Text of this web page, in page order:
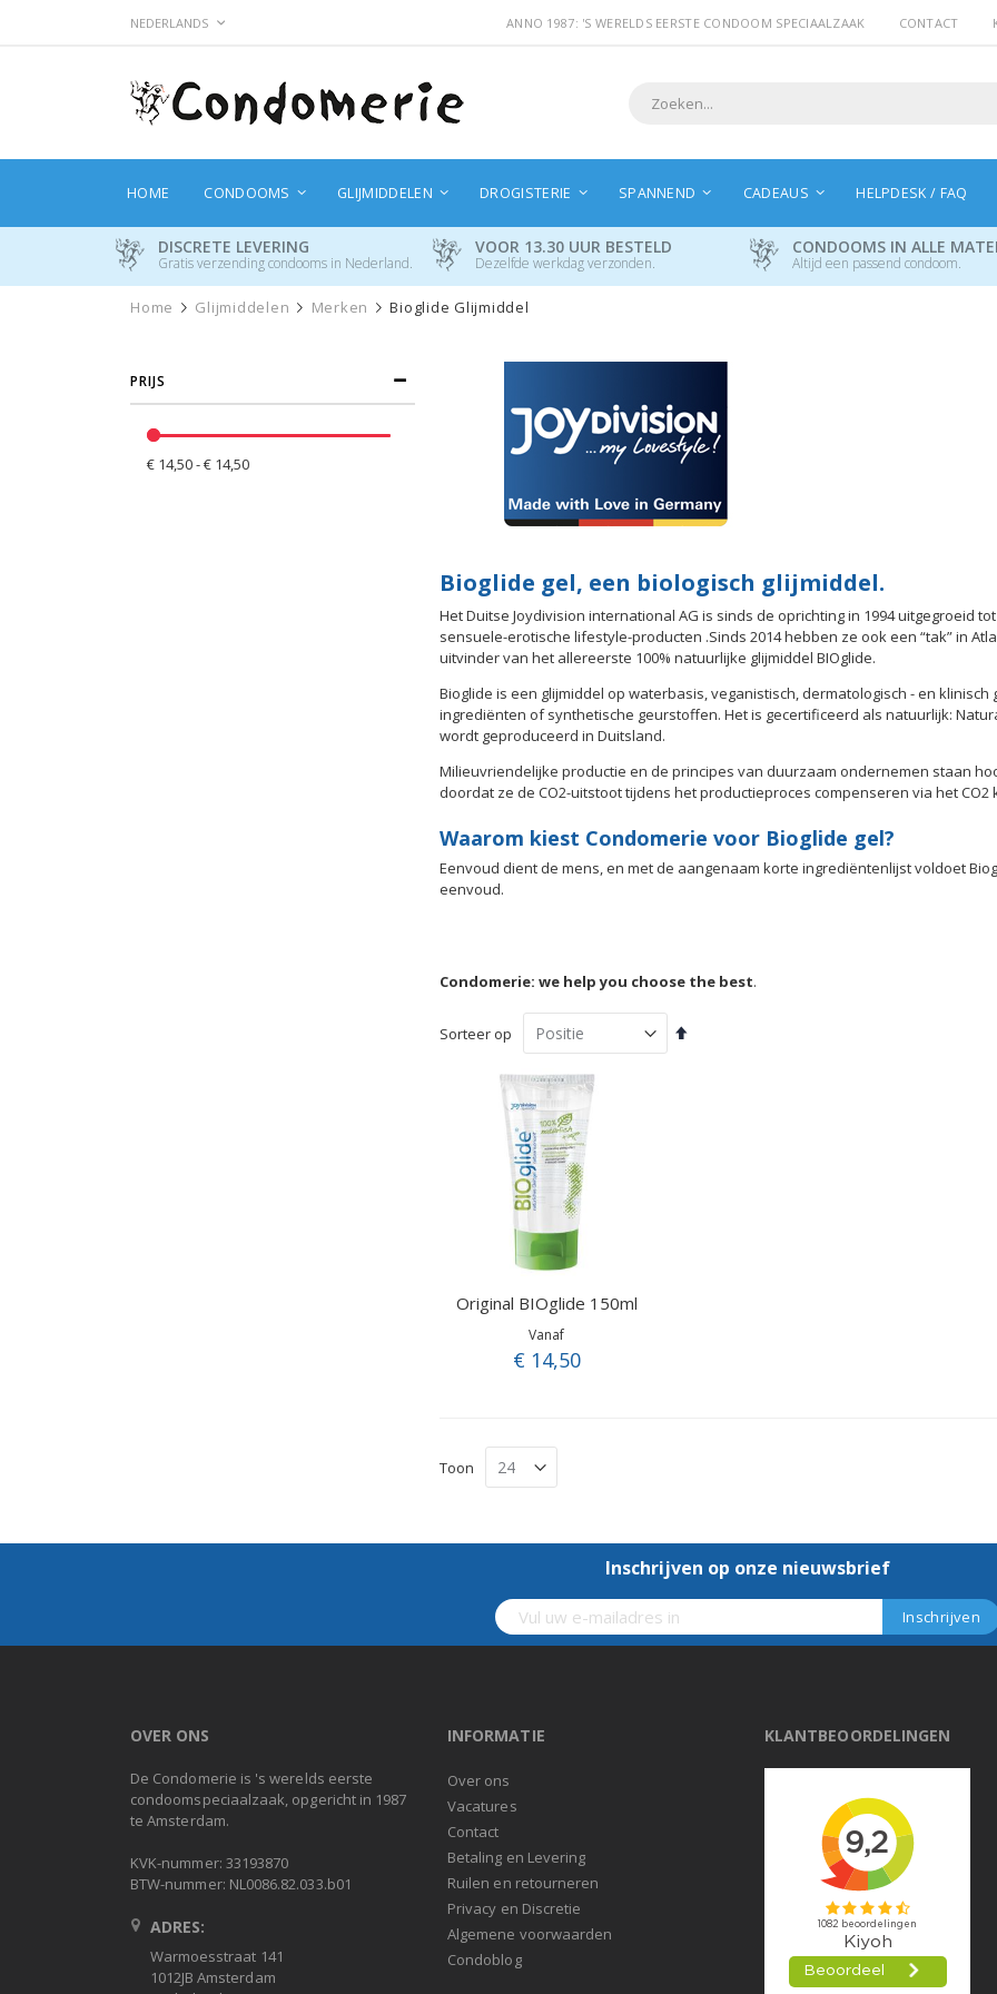
Ga
inhoud
TAAL
NEDERLANDS ANNO 1987: 'S WERELDS EERSTE CONDOOM SPECIAALZAAK CONTACT
HOME CONDOOMS GLIJMIDDELEN DROGISTERIE SPANNEND CADEAUS HELPDESK / FAQ
DISCRETE LEVERING
Gratis verzending condooms in Nederland.
VOOR 13.30 UUR BESTELD
Dezelfde werkdag verzonden.
CONDOOMS IN ALLE
Altijd een passend condoom.
Home Glijmiddelen Merken Bioglide Glijmiddel
Bioglide gel, een biologisch glijmiddel.
Het Duitse Joydivision international AG is sinds de oprichting in 1994 uitgegroeid
sensuele-erotische lifestyle-producten .Sinds 2014 hebben ze ook een “tak” in
uitvinder van het allereerste 100% natuurlijke glijmiddel BIOglide.
Bioglide is een glijmiddel op waterbasis, veganistisch, dermatologisch - en
ingrediënten of synthetische geurstoffen. Het is gecertificeerd als natuurlijk:
wordt geproduceerd in Duitsland.
Milieuvriendelijke productie en de principes van duurzaam ondernemen staan
doordat ze de CO2-uitstoot tijdens het productieproces compenseren via het
Waarom kiest Condomerie voor Bioglide gel?
Eenvoud dient de mens, en met de aangenaam korte ingrediëntenlijst voldoet
eenvoud.
Condomerie: we help you choose the best.
Sorteer op
Van
Original BIOglide 150ml
Vanaf
€ 14,50
Toon
PRIJS
€ 14,50 - € 14,50
Inschrijven op onze nieuwsbrief
OVER ONS
De Condomerie is 's werelds eerste
condoomspeciaalzaak, opgericht in 1987
te Amsterdam.
KVK-nummer: 33193870
BTW-nummer: NL0086.82.033.b01
ADRES:
Warmoesstraat 141
1012JB Amsterdam
INFORMATIE
Over ons
Vacatures
Contact
Betaling en Levering
Ruilen en retourneren
Privacy en Discretie
Algemene voorwaarden
Condoblog
KLANTBEOORDELINGEN